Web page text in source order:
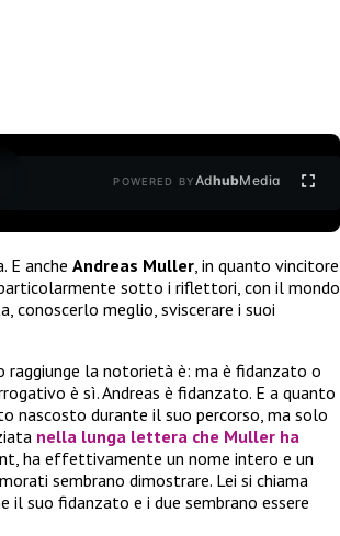
POWERED BYAdhubMedia
E anche Andreas Muller , in quanto vincitore
sotto i riflettori, con il mondo
conoscerlo meglio, sviscerare i suoi
raggiunge la notorietà è: ma è fidanzato o
è sì. Andreas è fidanzato. E a quanto
nascosto durante il suo percorso, ma solo
nella lunga lettera che Muller ha
ha effettivamente un nome intero e un
sembrano dimostrare. Lei si chiama
il suo fidanzato e i due sembrano essere